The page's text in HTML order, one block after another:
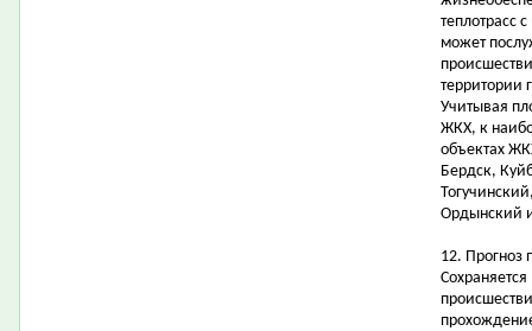
теплотрасс
может
территории
Учитывая
ЖКХ, к
объектах
Бердск,
Ордынский
12. Прогноз